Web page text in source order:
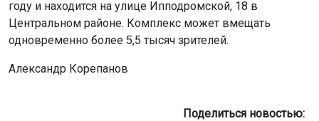
году и находится на улице ​Ипподромской, 18 в
Центральном районе. Комплекс может вмещать
одновременно более 5,5 тысяч зрителей.
Александр Корепанов
Поделиться новостью: